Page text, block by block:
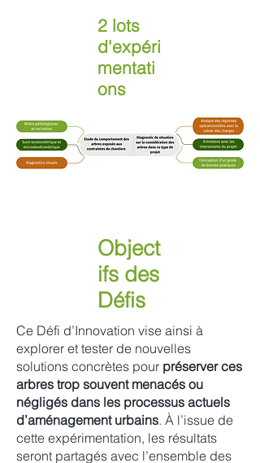
2 lots
d'expéri
mentati
ons
Object
ifs des
Défis
Ce Défi d’Innovation vise ainsi à
explorer et tester de nouvelles
solutions concrètes pour préserver ces
arbres trop souvent menacés ou
négligés dans les processus actuels
d’aménagement urbains. À l’issue de
cette expérimentation, les résultats
seront partagés avec l’ensemble des